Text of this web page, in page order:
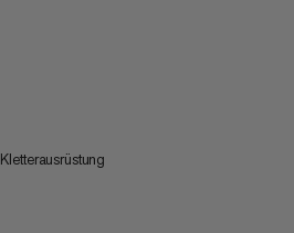
Kletterausrüstung